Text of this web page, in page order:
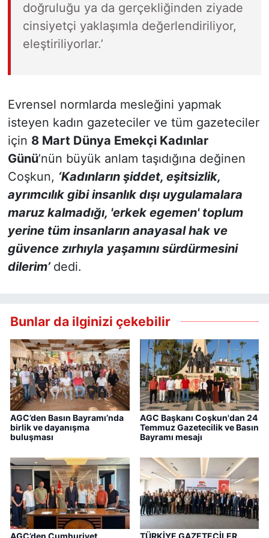
doğruluğu ya da gerçekliğinden ziyade
cinsiyetçi yaklaşımla değerlendiriliyor,
eleştiriliyorlar.’
Evrensel normlarda mesleğini yapmak
isteyen kadın gazeteciler ve tüm gazeteciler
için 8 Mart Dünya Emekçi Kadınlar
Günü’nün büyük anlam taşıdığına değinen
Coşkun, ‘Kadınların şiddet, eşitsizlik,
ayrımcılık gibi insanlık dışı uygulamalara
maruz kalmadığı, 'erkek egemen' toplum
yerine tüm insanların anayasal hak ve
güvence zırhıyla yaşamını sürdürmesini
dilerim’ dedi.
Bunlar da ilginizi çekebilir
AGC’den Basın Bayramı’nda
birlik ve dayanışma
buluşması
AGC Başkanı Coşkun'dan 24
Temmuz Gazetecilik ve Basın
Bayramı mesajı
AGC’den Cumhuriyet TÜRKİYE GAZETECİLER